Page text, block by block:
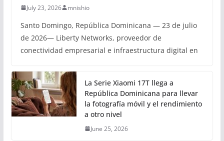
July 23, 2026 mnishio
Santo Domingo, República Dominicana — 23 de julio
de 2026— Liberty Networks, proveedor de
conectividad empresarial e infraestructura digital en
La Serie Xiaomi 17T llega a
República Dominicana para llevar
la fotografía móvil y el rendimiento
a otro nivel
June 25, 2026